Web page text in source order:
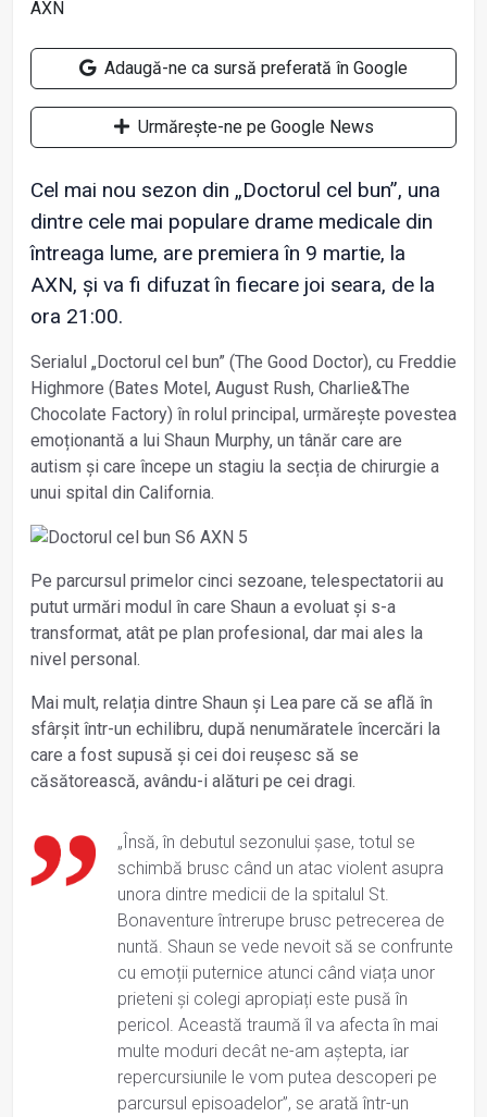
Adaugă-ne ca sursă preferată în Google
Urmărește-ne pe Google News
Cel mai nou sezon din „Doctorul cel bun”, una
dintre cele mai populare drame medicale din
întreaga lume, are premiera în 9 martie, la
AXN, și va fi difuzat în fiecare joi seara, de la
ora 21:00.
Serialul „Doctorul cel bun” (The Good Doctor), cu Freddie
Highmore (Bates Motel, August Rush, Charlie&The
Chocolate Factory) în rolul principal, urmărește povestea
emoționantă a lui Shaun Murphy, un tânăr care are
autism și care începe un stagiu la secția de chirurgie a
unui spital din California.
Pe parcursul primelor cinci sezoane, telespectatorii au
putut urmări modul în care Shaun a evoluat și s-a
transformat, atât pe plan profesional, dar mai ales la
nivel personal.
Mai mult, relația dintre Shaun și Lea pare că se află în
sfârșit într-un echilibru, după nenumăratele încercări la
care a fost supusă și cei doi reușesc să se
căsătorească, avându-i alături pe cei dragi.
„Însă, în debutul sezonului șase, totul se
schimbă brusc când un atac violent asupra
unora dintre medicii de la spitalul St.
Bonaventure întrerupe brusc petrecerea de
nuntă. Shaun se vede nevoit să se confrunte
cu emoții puternice atunci când viața unor
prieteni și colegi apropiați este pusă în
pericol. Această traumă îl va afecta în mai
multe moduri decât ne-am aștepta, iar
repercursiunile le vom putea descoperi pe
parcursul episoadelor”, se arată într-un